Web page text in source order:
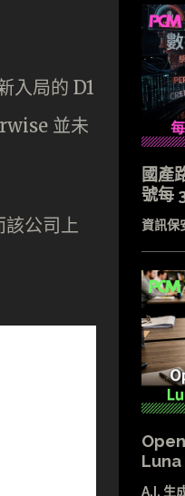
入局的 D1
並未
公司上
國產
號每
資訊保
Luna
A.I. 生